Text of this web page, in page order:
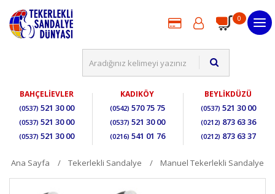
0
BAHÇELİEVLER
(0537) 521 30 00
(0537) 521 30 00
(0537) 521 30 00
KADIKÖY
(0542) 570 75 75
(0537) 521 30 00
(0216) 541 01 76
BEYLİKDÜZÜ
(0537) 521 30 00
(0212) 873 63 36
(0212) 873 63 37
Ana Sayfa Tekerlekli Sandalye Manuel Tekerlekli Sandalye